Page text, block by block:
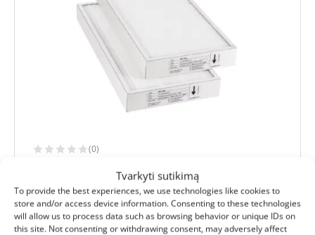
Tvarkyti sutikimą
To provide the best experiences, we use technologies like cookies to
store and/or access device information. Consenting to these technologies
will allow us to process data such as browsing behavior or unique IDs on
this site. Not consenting or withdrawing consent, may adversely affect
(0)
Komfovent Domekt R 400 H C6M filtrų
komplektas M5+F7 (analogas)
Ištraukimo filtro išmatavimai:417x210x46 mm
Tiekimo filtro išmatavimai:417x210x46 mm
Filtrų klasė (EN779):M5+F7